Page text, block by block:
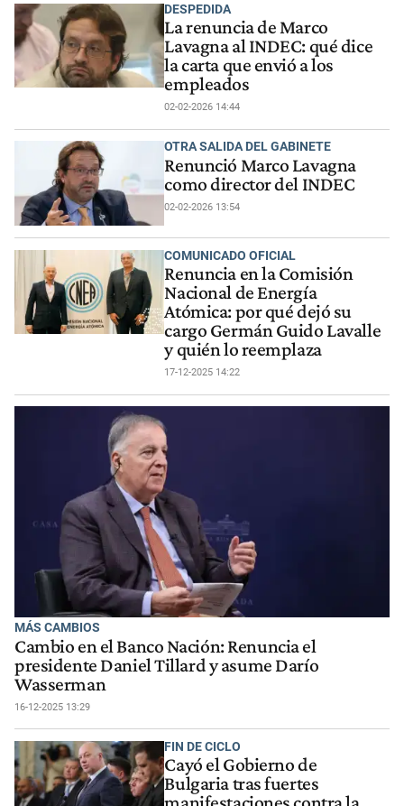
DESPEDIDA
La renuncia de Marco
Lavagna al INDEC: qué dice
la carta que envió a los
empleados
02-02-2026 14:44
OTRA SALIDA DEL GABINETE
Renunció Marco Lavagna
como director del INDEC
02-02-2026 13:54
COMUNICADO OFICIAL
Renuncia en la Comisión
Nacional de Energía
Atómica: por qué dejó su
cargo Germán Guido Lavalle
y quién lo reemplaza
17-12-2025 14:22
MÁS CAMBIOS
Cambio en el Banco Nación: Renuncia el
presidente Daniel Tillard y asume Darío
Wasserman
16-12-2025 13:29
FIN DE CICLO
Cayó el Gobierno de
Bulgaria tras fuertes